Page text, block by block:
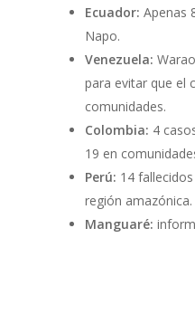
Ecuador: Apenas
Napo.
Venezuela:
para evitar que el
comunidades.
Colombia: 4
19 en
Perú: 14
región amazónica.
Manguaré: